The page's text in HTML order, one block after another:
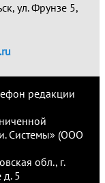
ул. Фрунзе 5,
редакции
Системы» (ООО
обл., г.
д. 5